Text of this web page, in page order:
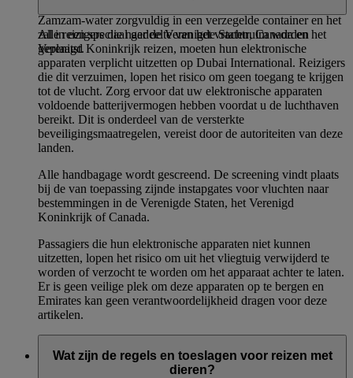
Zamzam-water zorgvuldig in een verzegelde container en het
zal in een speciaal gedeelte van het vrachtruim worden
geplaatst.
Alle reizigers die naar de Verenigde Staten, Canada en het
Verenigd Koninkrijk reizen, moeten hun elektronische
apparaten verplicht uitzetten op Dubai International. Reizigers
die dit verzuimen, lopen het risico om geen toegang te krijgen
tot de vlucht. Zorg ervoor dat uw elektronische apparaten
voldoende batterijvermogen hebben voordat u de luchthaven
bereikt. Dit is onderdeel van de versterkte
beveiligingsmaatregelen, vereist door de autoriteiten van deze
landen.
Alle handbagage wordt gescreend. De screening vindt plaats
bij de van toepassing zijnde instapgates voor vluchten naar
bestemmingen in de Verenigde Staten, het Verenigd
Koninkrijk of Canada.
Passagiers die hun elektronische apparaten niet kunnen
uitzetten, lopen het risico om uit het vliegtuig verwijderd te
worden of verzocht te worden om het apparaat achter te laten.
Er is geen veilige plek om deze apparaten op te bergen en
Emirates kan geen verantwoordelijkheid dragen voor deze
artikelen.
Wat zijn de regels en toeslagen voor reizen met
dieren?